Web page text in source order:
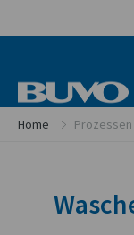
Home Prozessen